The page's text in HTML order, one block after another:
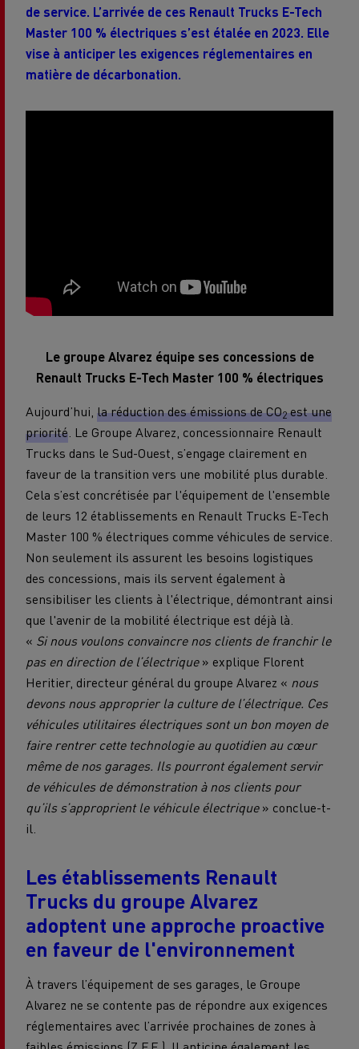
de service. L’arrivée de ces Renault Trucks E-Tech
Master 100 % électriques s’est étalée en 2023. Elle
vise à anticiper les exigences réglementaires en
matière de décarbonation.
Le groupe Alvarez équipe ses concessions de
Renault Trucks E-Tech Master 100 % électriques
Aujourd’hui, la réduction des émissions de CO2est une
priorité . Le Groupe Alvarez, concessionnaire Renault
Trucks dans le Sud-Ouest, s’engage clairement en
faveur de la transition vers une mobilité plus durable.
Cela s’est concrétisée par l'équipement de l'ensemble
de leurs 12 établissements en Renault Trucks E-Tech
Master 100 % électriques comme véhicules de service.
Non seulement ils assurent les besoins logistiques
des concessions, mais ils servent également à
sensibiliser les clients à l'électrique, démontrant ainsi
que l'avenir de la mobilité électrique est déjà là.
« Si nous voulons convaincre nos clients de franchir le
pas en direction de l’électrique» explique Florent
Heritier, directeur général du groupe Alvarez « nous
devons nous approprier la culture de l’électrique. Ces
véhicules utilitaires électriques sont un bon moyen de
faire rentrer cette technologie au quotidien au cœur
même de nos garages. Ils pourront également servir
de véhicules de démonstration à nos clients pour
qu’ils s’approprient le véhicule électrique» conclue-t-
il.
Les établissements Renault
Trucks du groupe Alvarez
adoptent une approche proactive
en faveur de l'environnement
À travers l’équipement de ses garages, le Groupe
Alvarez ne se contente pas de répondre aux exigences
réglementaires avec l’arrivée prochaines de zones à